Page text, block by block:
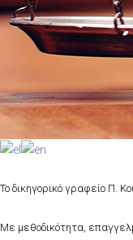
Το δικηγορικό γραφείο Π.
Με μεθοδικότητα,